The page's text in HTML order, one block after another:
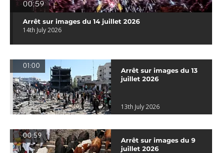
00:59
Arrêt sur images du 14 juillet 2026
14th July 2026
01:00
Arrêt sur images du 13
juillet 2026
13th July 2026
00:59
Arrêt sur images du 9
juillet 2026